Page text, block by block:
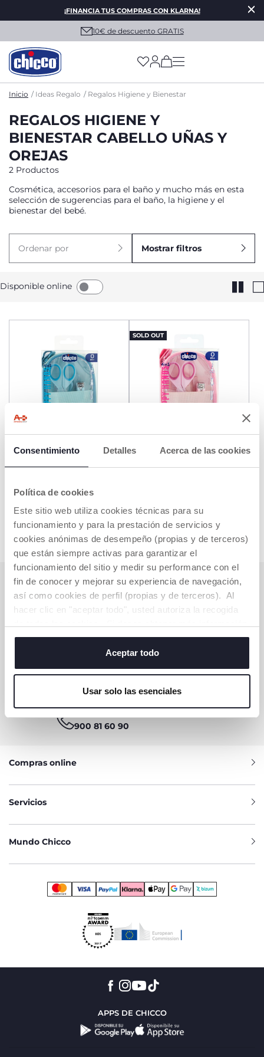
Consentimiento Detalles Acerca de las cookies
Política de cookies
Este sitio web utiliza cookies técnicas para su
funcionamiento y para la prestación de servicios y
cookies anónimas de desempeño (propias y de terceros)
que están siempre activas para garantizar el
funcionamiento del sitio y medir su performance con el
fin de conocer y mejorar su experiencia de navegación,
así como cookies de perfil (propias y de terceros). Al
hacer clic en "aceptar todo", usted autoriza la recogida
o cambiar o revocar el consentimiento de todas o
algunas cookies, haga clic en "mostrar detalles". Al
cerrar este banner, usted consiente en utilizar
servicio solicitado.
Aceptar todo
Usar solo las esenciales
¡FINANCIA TUS COMPRAS CON KLARNA!
10€ de descuento GRATIS
(has more options
Inicio Ideas Regalo Regalos Higiene y Bienestar
REGALOS HIGIENE Y
BIENESTAR CABELLO UÑAS Y
OREJAS
2 Productos
Cosmética, accesorios para el baño y mucho más en esta
selección de sugerencias para el baño, la higiene y el
bienestar del bebé.
Ordenar por Mostrar filtros
Disponible online
Hands
AÑADIR
SOLD OUT
Hands
AVÍSAME
SUSCRÍBETE A LA NEWSLETTER
Consigue 10€ de descuento para tu compra online
¿NECESITAS AYUDA O INFORMACIÓN?
900 81 60 90
Compras online
Servicios
Mundo Chicco
APPS DE CHICCO